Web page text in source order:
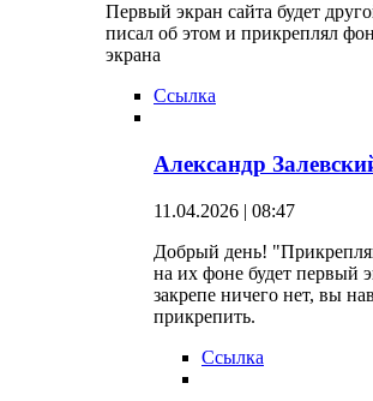
Первый экран сайта будет
писал об этом и прикреплял
экрана
Ссылка
Александр
11.04.2026 | 08:47
Добрый день!
на их фоне будет первый
закрепе ничего нет, вы
прикрепить.
Ссылка